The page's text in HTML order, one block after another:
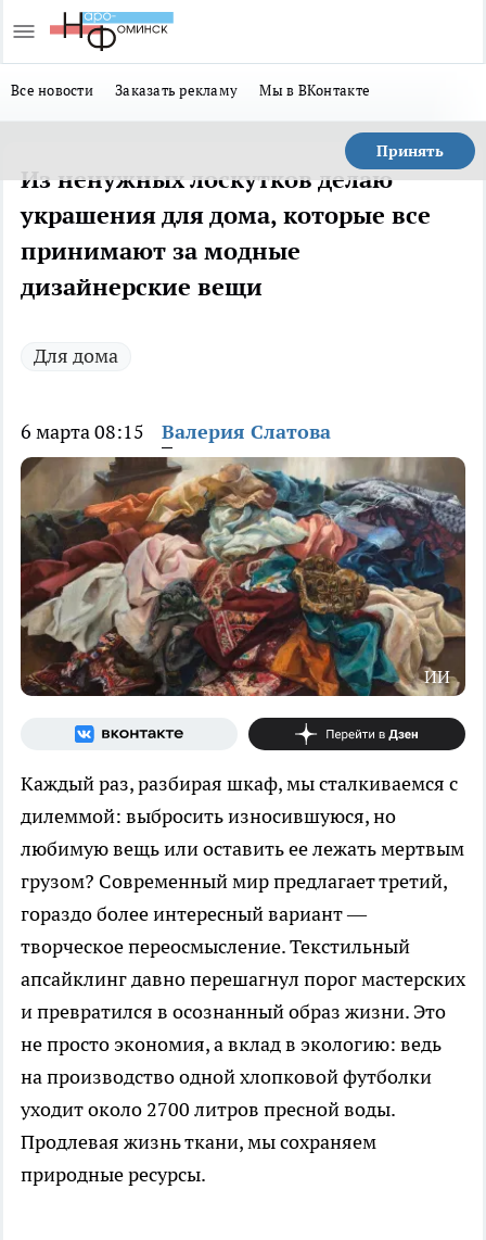
Все новости Заказать рекламу Мы в ВКонтакте
Принять
Из ненужных лоскутков делаю
украшения для дома, которые все
принимают за модные
дизайнерские вещи
Для дома
6 марта 08:15 Валерия Слатова
ИИ
Каждый раз, разбирая шкаф, мы сталкиваемся с
дилеммой: выбросить износившуюся, но
любимую вещь или оставить ее лежать мертвым
грузом? Современный мир предлагает третий,
гораздо более интересный вариант —
творческое переосмысление. Текстильный
апсайклинг давно перешагнул порог мастерских
и превратился в осознанный образ жизни. Это
не просто экономия, а вклад в экологию: ведь
на производство одной хлопковой футболки
уходит около 2700 литров пресной воды.
Продлевая жизнь ткани, мы сохраняем
природные ресурсы.